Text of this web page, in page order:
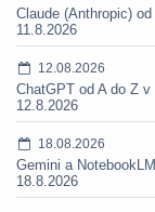
Claude (Anthropic)
11.8.2026
12.08.2026
ChatGPT od A do Z
12.8.2026
18.08.2026
Gemini a
18.8.2026